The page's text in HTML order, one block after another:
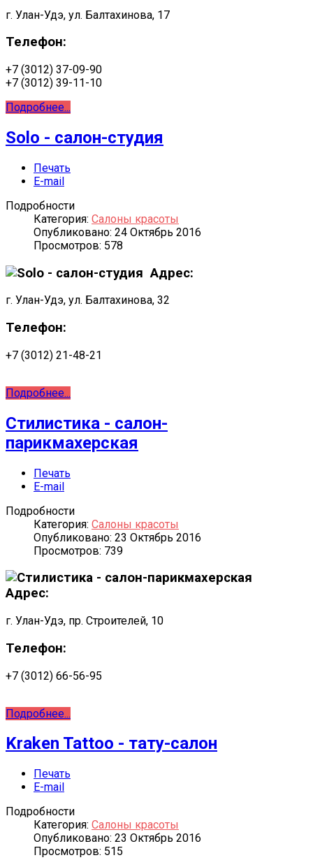
г. Улан-Удэ, ул. Балтахинова, 17
Телефон:
+7 (3012) 37-09-90
+7 (3012) 39-11-10
Подробнее...
Solo - салон-студия
Печать
E-mail
Подробности
Категория: Салоны красоты
Опубликовано: 24 Октябрь 2016
Просмотров: 578
Адрес:
г. Улан-Удэ, ул. Балтахинова, 32
Телефон:
+7 (3012) 21-48-21
Подробнее...
Стилистика - салон-
парикмахерская
Печать
E-mail
Подробности
Категория: Салоны красоты
Опубликовано: 23 Октябрь 2016
Просмотров: 739
Адрес:
г. Улан-Удэ, пр. Строителей, 10
Телефон:
+7 (3012) 66-56-95
Подробнее...
Kraken Tattoo - тату-салон
Печать
E-mail
Подробности
Категория: Салоны красоты
Опубликовано: 23 Октябрь 2016
Просмотров: 515